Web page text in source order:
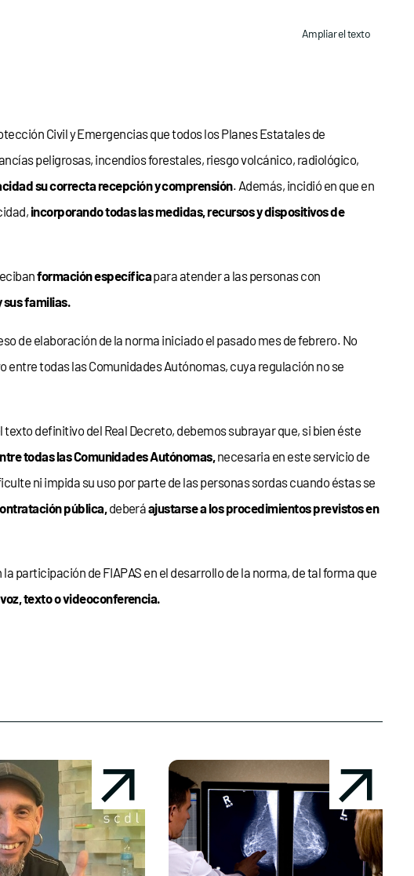
Ampliar el texto
Civil y Emergencias que todos los Planes Estatales de
peligrosas, incendios forestales, riesgo volcánico, radiológico,
su correcta recepción y comprensión. Además, incidió en que en
incorporando todas las medidas, recursos y dispositivos de
formación específicapara atender a las personas con
sus familias.
de elaboración de la norma iniciado el pasado mes de febrero. No
entre todas las Comunidades Autónomas, cuya regulación no se
definitivo del Real Decreto, debemos subrayar que, si bien éste
todas las Comunidades Autónomas, necesaria en este servicio de
ni impida su uso por parte de las personas sordas cuando éstas se
pública, deberáajustarse a los procedimientos previstos en
participación de FIAPAS en el desarrollo de la norma, de tal forma que
texto o videoconferencia.